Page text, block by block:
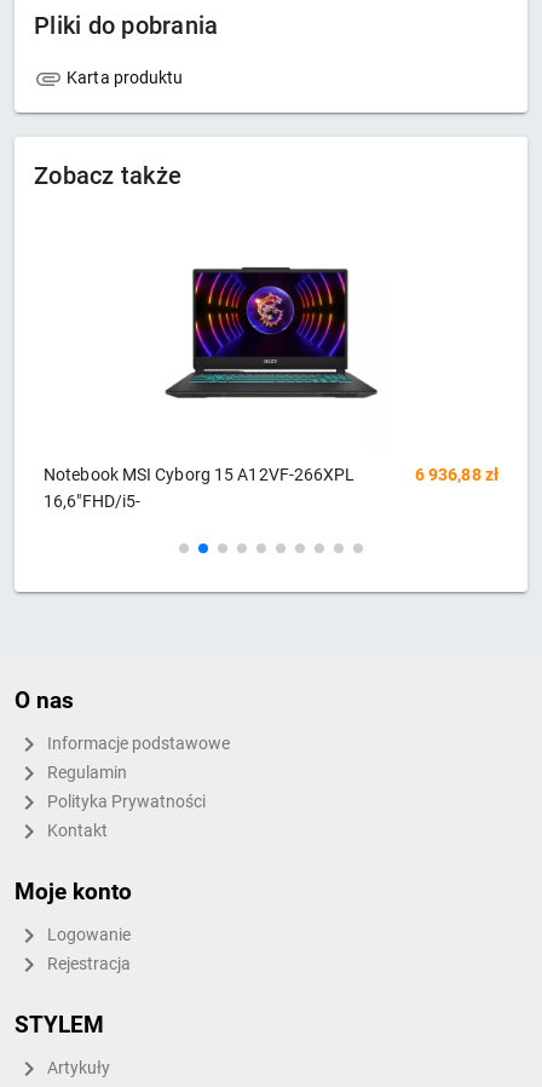
Pliki do pobrania
Karta produktu
Zobacz także
Notebook MSI Cyborg 15 A12VF-266XPL
16,6"FHD/i5-
6 936,88 zł
O nas
Informacje podstawowe
Regulamin
Polityka Prywatności
Kontakt
Moje konto
Logowanie
Rejestracja
STYLEM
Artykuły